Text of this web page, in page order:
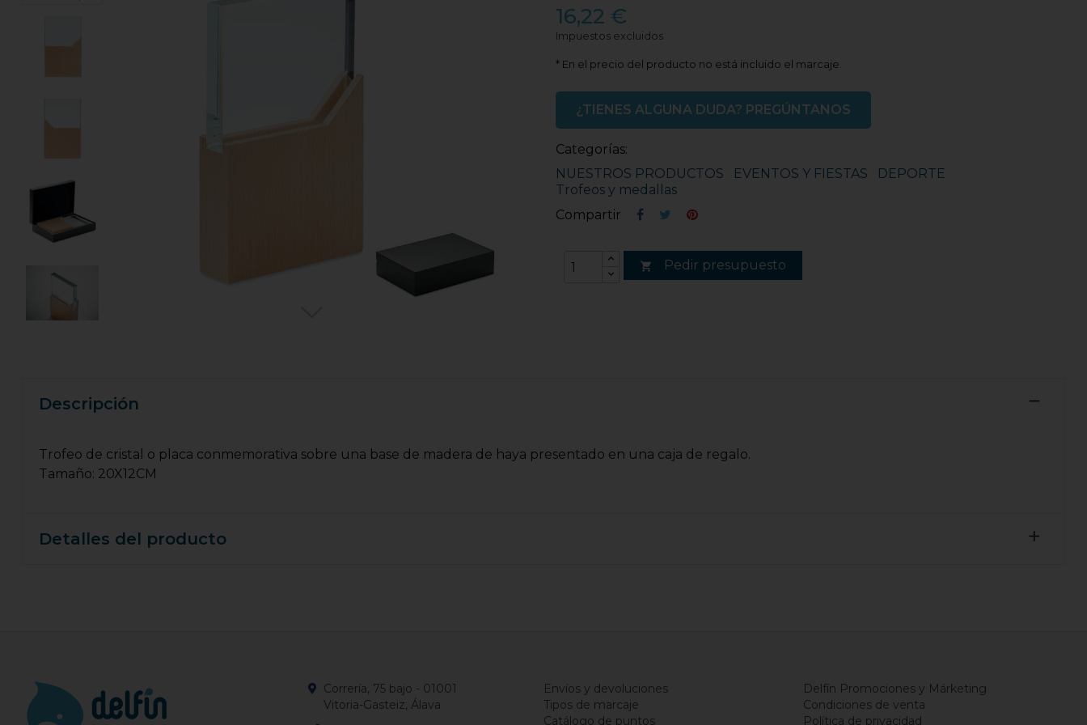
16,22 €
Impuestos excluidos
* En el precio del producto no está incluido el marcaje.
¿TIENES ALGUNA DUDA? PREGÚNTANOS
Categorías:
NUESTROS PRODUCTOS
EVENTOS Y FIESTAS
DEPORTE
Trofeos y medallas
Compartir
 Pedir presupuesto
Descripción
Trofeo de cristal o placa conmemorativa sobre una base de madera de haya presentado en una caja de regalo.
Tamaño: 20X12CM
Detalles del producto
Correría, 75 bajo - 01001
Vitoria-Gasteiz, Álava
Envíos y devoluciones
Tipos de marcaje
Catálogo de puntos
Delfín Promociones y Márketing
Condiciones de venta
Política de privacidad